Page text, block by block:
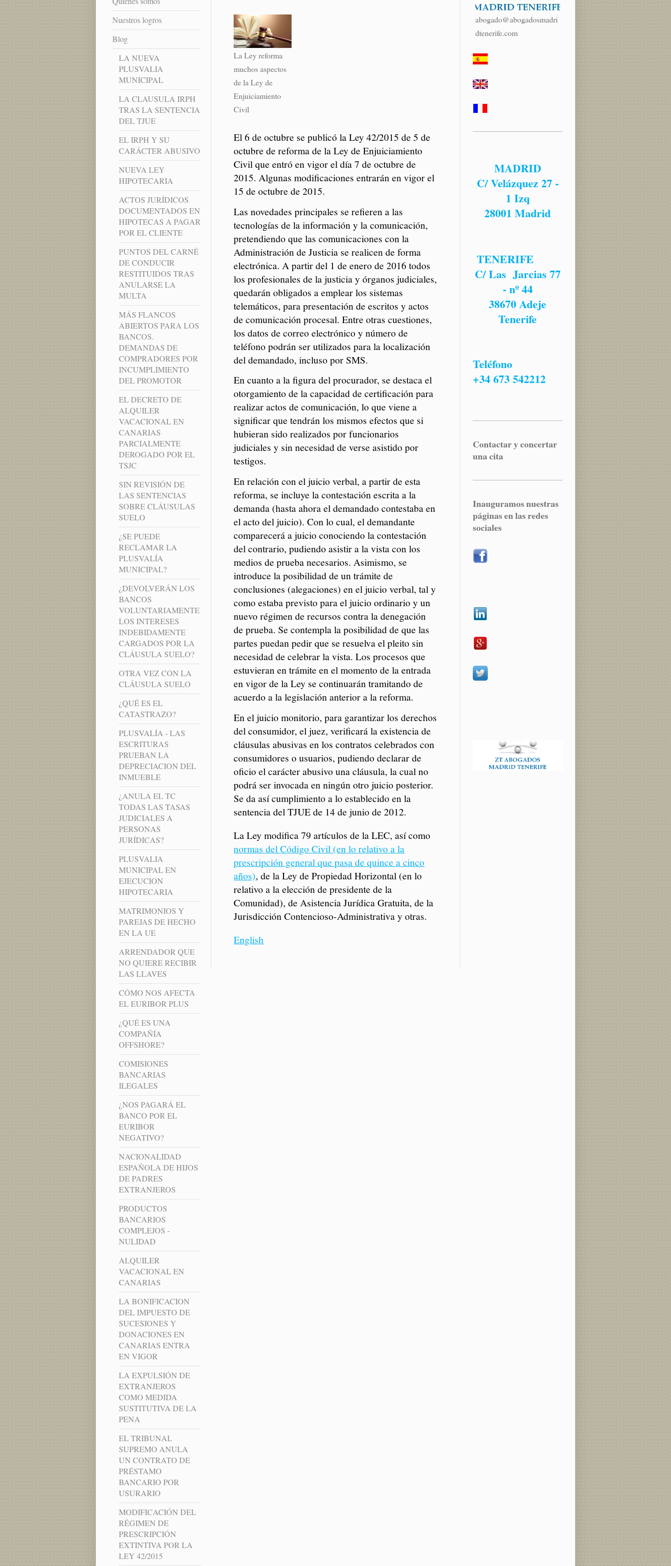
Nuestros logros
Blog
LA NUEVA
PLUSVALIA
MUNICIPAL
LA CLAUSULA IRPH
TRAS LA SENTENCIA
DEL TJUE
EL IRPH Y SU
CARÁCTER ABUSIVO
NUEVA LEY
HIPOTECARIA
ACTOS JURÍDICOS
DOCUMENTADOS EN
HIPOTECAS A PAGAR
POR EL CLIENTE
PUNTOS DEL CARNÉ
DE CONDUCIR
RESTITUIDOS TRAS
ANULARSE LA
MULTA
MÁS FLANCOS
ABIERTOS PARA LOS
BANCOS.
DEMANDAS DE
COMPRADORES POR
INCUMPLIMIENTO
DEL PROMOTOR
EL DECRETO DE
ALQUILER
VACACIONAL EN
CANARIAS
PARCIALMENTE
DEROGADO POR EL
TSJC
SIN REVISIÓN DE
LAS SENTENCIAS
SOBRE CLÁUSULAS
SUELO
¿SE PUEDE
RECLAMAR LA
PLUSVALÍA
MUNICIPAL?
¿DEVOLVERÁN LOS
BANCOS
VOLUNTARIAMENTE
LOS INTERESES
INDEBIDAMENTE
CARGADOS POR LA
CLÁUSULA SUELO?
OTRA VEZ CON LA
CLÁUSULA SUELO
¿QUÉ ES EL
CATASTRAZO?
PLUSVALÍA - LAS
ESCRITURAS
PRUEBAN LA
DEPRECIACION DEL
INMUEBLE
¿ANULA EL TC
TODAS LAS TASAS
JUDICIALES A
PERSONAS
JURÍDICAS?
PLUSVALIA
MUNICIPAL EN
EJECUCION
HIPOTECARIA
MATRIMONIOS Y
PAREJAS DE HECHO
EN LA UE
ARRENDADOR QUE
NO QUIERE RECIBIR
LAS LLAVES
CÓMO NOS AFECTA
EL EURIBOR PLUS
¿QUÉ ES UNA
COMPAÑÍA
OFFSHORE?
COMISIONES
BANCARIAS
ILEGALES
¿NOS PAGARÁ EL
BANCO POR EL
EURIBOR
NEGATIVO?
NACIONALIDAD
ESPAÑOLA DE HIJOS
DE PADRES
EXTRANJEROS
PRODUCTOS
BANCARIOS
COMPLEJOS -
NULIDAD
ALQUILER
VACACIONAL EN
CANARIAS
LA BONIFICACION
DEL IMPUESTO DE
SUCESIONES Y
DONACIONES EN
CANARIAS ENTRA
EN VIGOR
LA EXPULSIÓN DE
EXTRANJEROS
COMO MEDIDA
SUSTITUTIVA DE LA
PENA
EL TRIBUNAL
SUPREMO ANULA
UN CONTRATO DE
PRÉSTAMO
BANCARIO POR
USURARIO
MODIFICACIÓN DEL
RÉGIMEN DE
PRESCRIPCIÓN
EXTINTIVA POR LA
LEY 42/2015
La Ley reforma
muchos aspectos
de la Ley de
Enjuiciamiento
Civil
El 6 de octubre se publicó la Ley 42/2015 de 5 de
octubre de reforma de la Ley de Enjuiciamiento
Civil que entró en vigor el día 7 de octubre de
2015. Algunas modificaciones entrarán en vigor el
15 de octubre de 2015.
Las novedades principales se refieren a las
tecnologías de la información y la comunicación,
pretendiendo que las comunicaciones con la
Administración de Justicia se realicen de forma
electrónica. A partir del 1 de enero de 2016 todos
los profesionales de la justicia y órganos judiciales,
quedarán obligados a emplear los sistemas
telemáticos, para presentación de escritos y actos
de comunicación procesal. Entre otras cuestiones,
los datos de correo electrónico y número de
teléfono podrán ser utilizados para la localización
del demandado, incluso por SMS.
En cuanto a la figura del procurador, se destaca el
otorgamiento de la capacidad de certificación para
realizar actos de comunicación, lo que viene a
significar que tendrán los mismos efectos que si
hubieran sido realizados por funcionarios
judiciales y sin necesidad de verse asistido por
testigos.
En relación con el juicio verbal, a partir de esta
reforma, se incluye la contestación escrita a la
demanda (hasta ahora el demandado contestaba en
el acto del juicio). Con lo cual, el demandante
comparecerá a juicio conociendo la contestación
del contrario, pudiendo asistir a la vista con los
medios de prueba necesarios. Asimismo, se
introduce la posibilidad de un trámite de
conclusiones (alegaciones) en el juicio verbal, tal y
como estaba previsto para el juicio ordinario y un
nuevo régimen de recursos contra la denegación
de prueba. Se contempla la posibilidad de que las
partes puedan pedir que se resuelva el pleito sin
necesidad de celebrar la vista. Los procesos que
estuvieran en trámite en el momento de la entrada
en vigor de la Ley se continuarán tramitando de
acuerdo a la legislación anterior a la reforma.
En el juicio monitorio, para garantizar los derechos
del consumidor, el juez, verificará la existencia de
cláusulas abusivas en los contratos celebrados con
consumidores o usuarios, pudiendo declarar de
oficio el carácter abusivo una cláusula, la cual no
podrá ser invocada en ningún otro juicio posterior.
Se da así cumplimiento a lo establecido en la
sentencia del TJUE de 14 de junio de 2012.
La Ley modifica 79 artículos de la LEC, así como
normas del Código Civil (en lo relativo a la
prescripción general que pasa de quince a cinco
años), de la Ley de Propiedad Horizontal (en lo
relativo a la elección de presidente de la
Comunidad), de Asistencia Jurídica Gratuita, de la
Jurisdicción Contencioso-Administrativa y otras.
English
abogado@abogadosmadri
dtenerife.com
MADRID
C/ Velázquez 27 -
1 Izq
28001 Madrid
TENERIFE
C/ Las Jarcias 77
- nº 44
38670 Adeje
Tenerife
Teléfono
+34 673 542212
Contactar y concertar
una cita
Inauguramos nuestras
páginas en las redes
sociales